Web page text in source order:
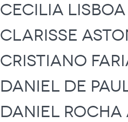
CECILIA
CLARISSE
CRISTIANO
DANIEL DE
DANIEL